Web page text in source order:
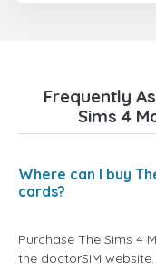
Frequently
Sims 4
Where can I buy
cards?
Purchase The Sims 4
the doctorSIM